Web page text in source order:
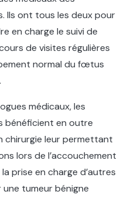
Ils ont tous les deux pour
en charge le suivi de
de visites régulières
normal du fœtus
médicaux, les
bénéficient en outre
chirurgie leur permettant
lors de l’accouchement
prise en charge d’autres
tumeur bénigne